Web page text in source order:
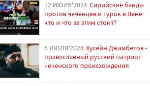
12 ИЮЛЯ'2024 Сирийские банды
против чеченцев и турок в Вене:
кто и что за этим стоит?
5 ИЮЛЯ'2024 Хусейн Джамбетов -
православный русский патриот
чеченского происхождения